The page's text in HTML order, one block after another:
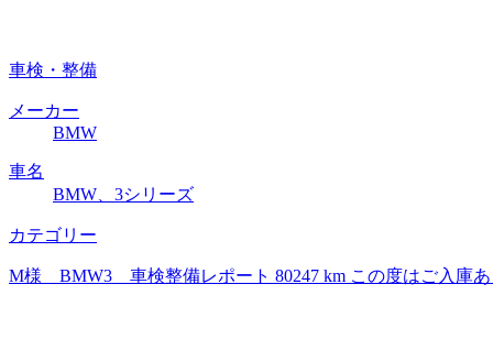
車検・整備
メーカー
BMW
車名
BMW、3シリーズ
カテゴリー
M様 BMW3 車検整備レポート 80247 km この度はご入庫